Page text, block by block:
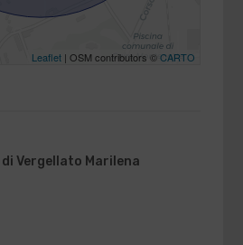
Leaflet| OSM contributors ©CARTO